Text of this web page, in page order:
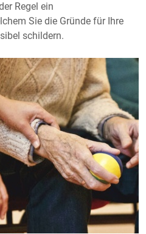
Regel ein
Sie die Gründe für Ihre
schildern.